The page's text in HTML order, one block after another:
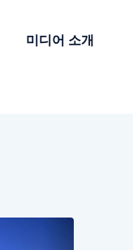
미디어 소개